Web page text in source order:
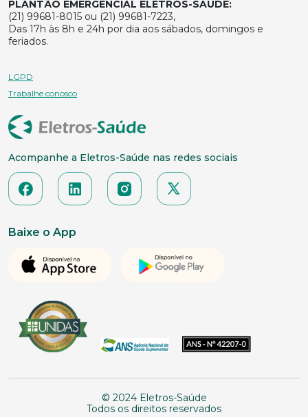
PLANTÃO EMERGENCIAL ELETROS-SAÚDE:
(21) 99681-8015 ou (21) 99681-7223,
Das 17h às 8h e 24h por dia aos sábados, domingos e
feriados.
LGPD
Trabalhe conosco
Acompanhe a Eletros-Saúde nas redes sociais
Baixe o App
© 2024 Eletros-Saúde
Todos os direitos reservados